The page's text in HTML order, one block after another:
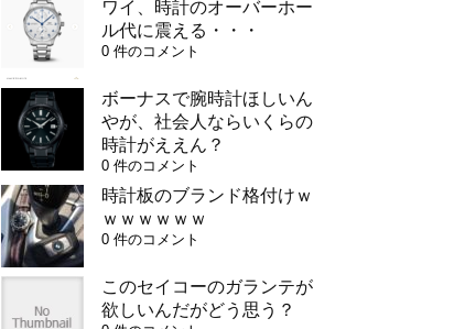
ワイ、時計のオーバーホー
ル代に震える・・・
0 件のコメント
ボーナスで腕時計ほしいん
やが、社会人ならいくらの
時計がええん？
0 件のコメント
時計板のブランド格付けｗ
ｗｗｗｗｗｗ
0 件のコメント
このセイコーのガランテが
欲しいんだがどう思う？